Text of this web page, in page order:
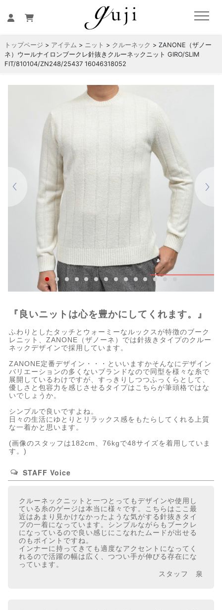
トップページ > アイテム > ニット > クルーネック > ZANONE（ザノー
ネ）ウールナイロンブークレ針抜きクルーネックニット GIRO/SLIM
FIT/810104/ZN248/25437 16046318052
『良いニットは心を豊かにしてくれます。』
ふわりとしたタッチとウォーミーなルックスが特徴のブーク
レニット、ZANONE（ザノーネ）では針抜きタイプのクルー
ネックデザインで採用しています。
ZANONE定番デザイン・・・といいますかそんなにデザイン
バリエーションの多くないブランドなので同型を様々な糸で
展開しているわけですが、すっきりしつつふっくらとして、
優しさと包容力を感じさせるタイプはこちらが筆頭格ではな
いでしょうか。
シンプルで良いですよね。
日々の生活にゆとりとリラックス感をもたらしてくれる上質
な一着かと思います。
(画像のスタッフは182cm、76kgで48サイズを着用していま
す。)
STAFF Voice
クルーネックニットと一つとってもデザインや使用し
ている糸のゲージは本当に様々です。こちらはここ最
近はあまり見かけなかったような気がする針抜きタイ
プの一着になっています。シンプルながらもブークレ
になっているので良い感じにこなれたムードが出せる
のもポイントですね。
インナーに持ってきても適度なアクセントになってく
れるので活躍の幅は広く、つつい手が伸びる存在にな
っています。
スタッフ 泉